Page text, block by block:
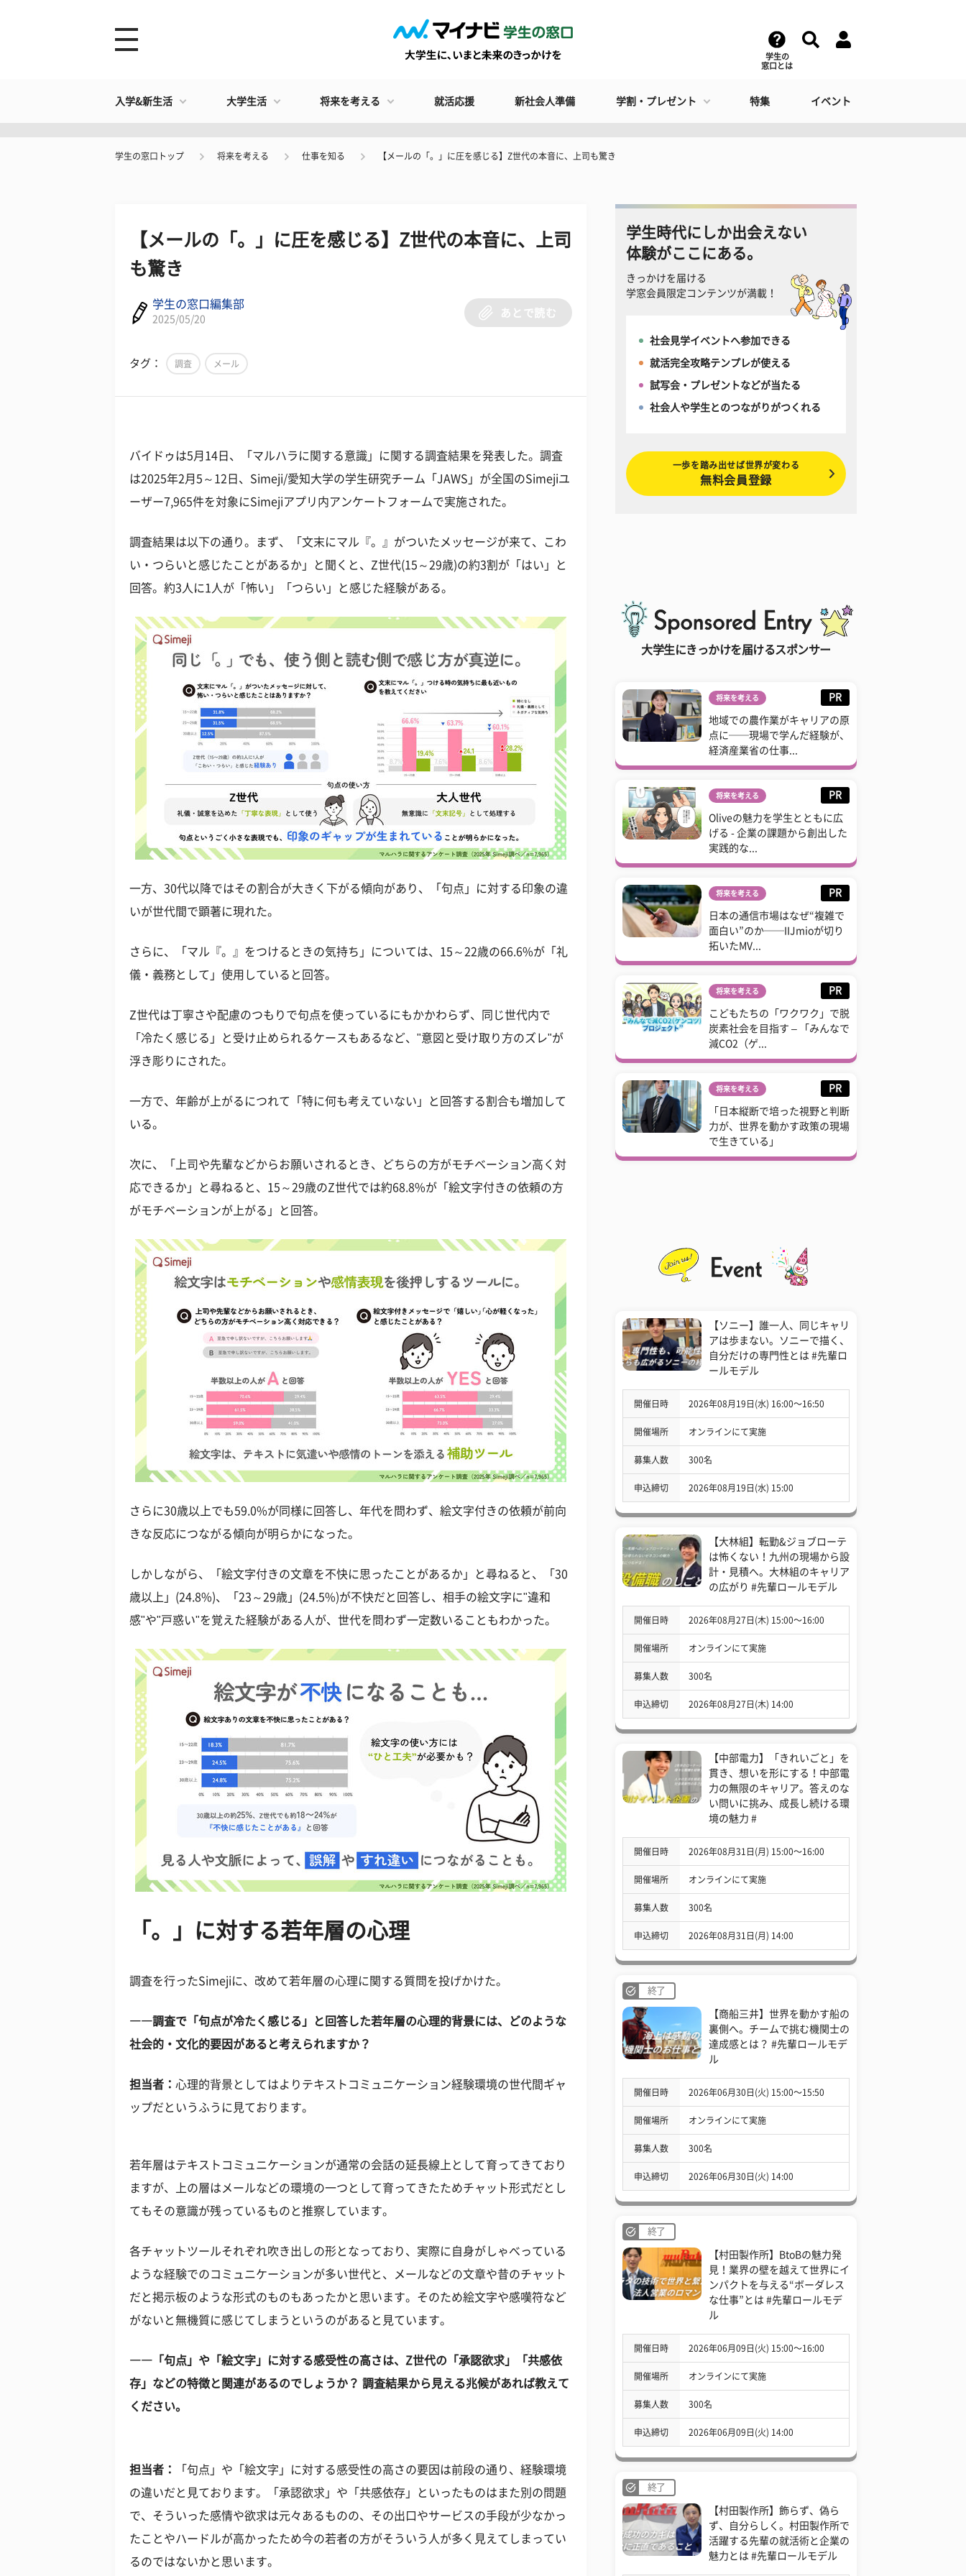
学生の
窓口とは
入学&新生活 大学生活 将来を考える 就活応援 新社会人準備 学割・プレゼント 特集 イベント
学生の窓口トップ 将来を考える 仕事を知る 【メールの「。」に圧を感じる】Z世代の本音に、上司も驚き
【メールの「。」に圧を感じる】Z世代の本音に、上司
も驚き
学生の窓口編集部
2025/05/20
あとで読む
タグ： 調査 メール
バイドゥは5月14日、「マルハラに関する意識」に関する調査結果を発表した。調査
は2025年2月5～12日、Simeji/愛知大学の学生研究チーム「JAWS」が全国のSimejiユ
ーザー7,965件を対象にSimejiアプリ内アンケートフォームで実施された。
調査結果は以下の通り。まず、「文末にマル『。』がついたメッセージが来て、こわ
い・つらいと感じたことがあるか」と聞くと、Z世代(15～29歳)の約3割が「はい」と
回答。約3人に1人が「怖い」「つらい」と感じた経験がある。
一方、30代以降ではその割合が大きく下がる傾向があり、「句点」に対する印象の違
いが世代間で顕著に現れた。
さらに、「マル『。』をつけるときの気持ち」については、15～22歳の66.6%が「礼
儀・義務として」使用していると回答。
Z世代は丁寧さや配慮のつもりで句点を使っているにもかかわらず、同じ世代内で
「冷たく感じる」と受け止められるケースもあるなど、"意図と受け取り方のズレ"が
浮き彫りにされた。
一方で、年齢が上がるにつれて「特に何も考えていない」と回答する割合も増加して
いる。
次に、「上司や先輩などからお願いされるとき、どちらの方がモチベーション高く対
応できるか」と尋ねると、15～29歳のZ世代では約68.8%が「絵文字付きの依頼の方
がモチベーションが上がる」と回答。
さらに30歳以上でも59.0%が同様に回答し、年代を問わず、絵文字付きの依頼が前向
きな反応につながる傾向が明らかになった。
しかしながら、「絵文字付きの文章を不快に思ったことがあるか」と尋ねると、「30
歳以上」(24.8%)、「23～29歳」(24.5%)が不快だと回答し、相手の絵文字に"違和
感"や"戸惑い"を覚えた経験がある人が、世代を問わず一定数いることもわかった。
「。」に対する若年層の心理
調査を行ったSimejiに、改めて若年層の心理に関する質問を投げかけた。
――調査で「句点が冷たく感じる」と回答した若年層の心理的背景には、どのような
社会的・文化的要因があると考えられますか？
担当者： 心理的背景としてはよりテキストコミュニケーション経験環境の世代間ギャ
ップだというふうに見ております。
若年層はテキストコミュニケーションが通常の会話の延長線上として育ってきており
ますが、上の層はメールなどの環境の一つとして育ってきたためチャット形式だとし
てもその意識が残っているものと推察しています。
各チャットツールそれぞれ吹き出しの形となっており、実際に自身がしゃべっている
ような経験でのコミュニケーションが多い世代と、メールなどの文章や昔のチャット
だと掲示板のような形式のものもあったかと思います。そのため絵文字や感嘆符など
がないと無機質に感じてしまうというのがあると見ています。
――「句点」や「絵文字」に対する感受性の高さは、Z世代の「承認欲求」「共感依
存」などの特徴と関連があるのでしょうか？ 調査結果から見える兆候があれば教えて
ください。
担当者：
「句点」や「絵文字」に対する感受性の高さの要因は前段の通り、経験環境
の違いだと見ております。「承認欲求」や「共感依存」といったものはまた別の問題
で、そういった感情や欲求は元々あるものの、その出口やサービスの手段が少なかっ
たことやハードルが高かったため今の若者の方がそういう人が多く見えてしまってい
るのではないかと思います。
学生時代にしか出会えない
体験がここにある。
きっかけを届ける
学窓会員限定コンテンツが満載！
社会見学イベントへ参加できる
就活完全攻略テンプレが使える
試写会・プレゼントなどが当たる
社会人や学生とのつながりがつくれる
一歩を踏み出せば世界が変わる
無料会員登録
大学生にきっかけを届けるスポンサー
将来を考える PR
地域での農作業がキャリアの原
点に──現場で学んだ経験が、
経済産業省の仕事...
将来を考える PR
Oliveの魅力を学生とともに広
げる - 企業の課題から創出した
実践的な...
将来を考える PR
日本の通信市場はなぜ“複雑で
面白い”のか──IIJmioが切り
拓いたMV...
将来を考える PR
こどもたちの「ワクワク」で脱
炭素社会を目指す – 「みんなで
減CO2（ゲ...
将来を考える PR
「日本縦断で培った視野と判断
力が、世界を動かす政策の現場
で生きている」
【ソニー】誰一人、同じキャリ
アは歩まない。ソニーで描く、
自分だけの専門性とは #先輩ロ
ールモデル
開催日時 2026年08月19日(水) 16:00〜16:50
開催場所 オンラインにて実施
募集人数 300名
申込締切 2026年08月19日(水) 15:00
【大林組】転勤&ジョブローテ
は怖くない！九州の現場から設
計・見積へ。大林組のキャリア
の広がり #先輩ロールモデル
開催日時 2026年08月27日(木) 15:00〜16:00
開催場所 オンラインにて実施
募集人数 300名
申込締切 2026年08月27日(木) 14:00
【中部電力】「きれいごと」を
貫き、想いを形にする！中部電
力の無限のキャリア。答えのな
い問いに挑み、成長し続ける環
境の魅力 #
開催日時 2026年08月31日(月) 15:00〜16:00
開催場所 オンラインにて実施
募集人数 300名
申込締切 2026年08月31日(月) 14:00
終了
【商船三井】世界を動かす船の
裏側へ。チームで挑む機関士の
達成感とは？ #先輩ロールモデ
ル
開催日時 2026年06月30日(火) 15:00〜15:50
開催場所 オンラインにて実施
募集人数 300名
申込締切 2026年06月30日(火) 14:00
終了
【村田製作所】BtoBの魅力発
見！業界の壁を越えて世界にイ
ンパクトを与える“ボーダレス
な仕事”とは #先輩ロールモデ
ル
開催日時 2026年06月09日(火) 15:00〜16:00
開催場所 オンラインにて実施
募集人数 300名
申込締切 2026年06月09日(火) 14:00
終了
【村田製作所】飾らず、偽ら
ず、自分らしく。村田製作所で
活躍する先輩の就活術と企業の
魅力とは #先輩ロールモデル